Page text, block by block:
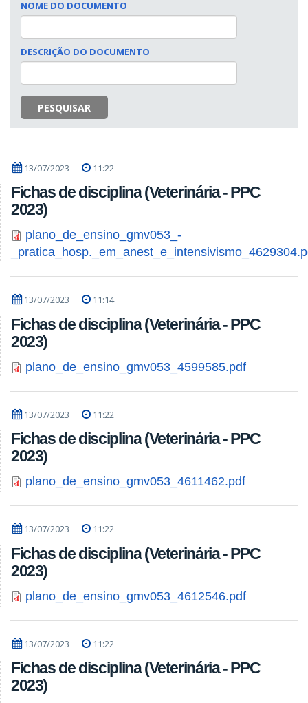
NOME DO DOCUMENTO
DESCRIÇÃO DO DOCUMENTO
PESQUISAR
13/07/2023 11:22
Fichas de disciplina (Veterinária - PPC
2023)
plano_de_ensino_gmv053_-
13/07/2023 11:14
Fichas de disciplina (Veterinária - PPC
2023)
plano_de_ensino_gmv053_4599585.pdf
13/07/2023 11:22
Fichas de disciplina (Veterinária - PPC
2023)
plano_de_ensino_gmv053_4611462.pdf
13/07/2023 11:22
Fichas de disciplina (Veterinária - PPC
2023)
plano_de_ensino_gmv053_4612546.pdf
13/07/2023 11:22
Fichas de disciplina (Veterinária - PPC
2023)